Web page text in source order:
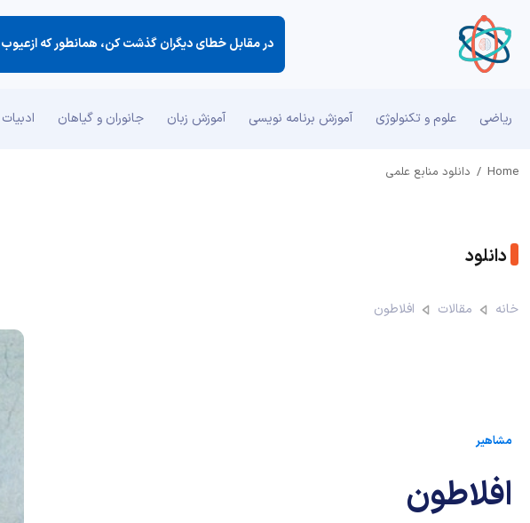
در مقابل خطای دیگران گذشت كن، همانطور كه
ریاضی علوم و تکنولوژی آموزش برنامه نویسی آموزش زبان جانوران و گیاهان
Home
/ دانلود منابع علمی
دانلود
خانه مقالات افلاطون
مشاهیر
افلاطون